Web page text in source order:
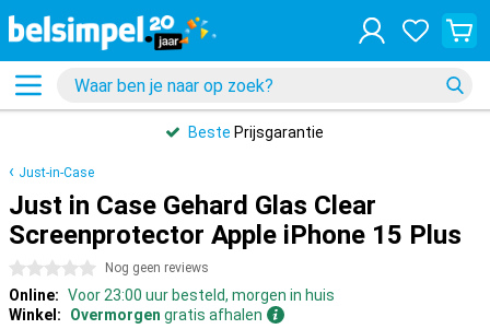
Beste Prijsgarantie
Just-in-Case
Just in Case Gehard Glas Clear
Screenprotector Apple iPhone 15 Plus
0 sterren Nog geen reviews
Online: Voor 23:00 uur besteld, morgen in huis
Winkel:
Overmorgen gratis afhalen